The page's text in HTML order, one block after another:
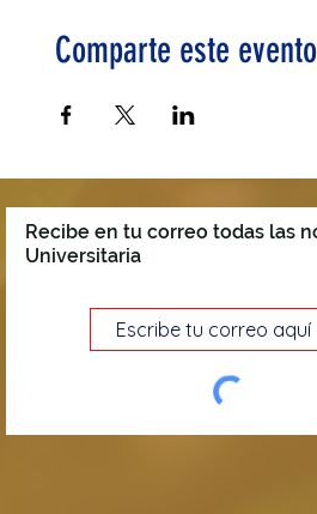
Comparte este evento
Recibe en tu correo todas las
Universitaria